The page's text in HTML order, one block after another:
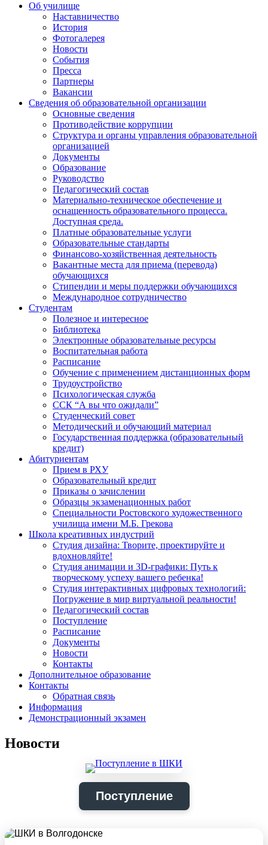
Об училище
Наставничество
История
Фотогалерея
Новости
События
Пресса
Партнеры
Вакансии
Сведения об образовательной организации
Основные сведения
Противодействие коррупции
Структура и органы управления образовательной
организацией
Документы
Образование
Руководство
Педагогический состав
Материально-техническое обеспечение и
оснащенность образовательного процесса.
Доступная среда.
Платные образовательные услуги
Образовательные стандарты
Финансово-хозяйственная деятельность
Вакантные места для приема (перевода)
обучающихся
Стипендии и меры поддержки обучающихся
Международное сотрудничество
Студентам
Полезное и интересное
Библиотека
Электронные образовательные ресурсы
Воспитательная работа
Расписание
Обучение с применением дистанционных форм
Трудоустройство
Психологическая служба
ССК “А вы что ожидали”
Студенческий совет
Методический и обучающий материал
Государственная поддержка (образовательный
кредит)
Абитуриентам
Прием в РХУ
Образовательный кредит
Приказы о зачислении
Образцы экзаменационных работ
Специальности Ростовского художественного
училища имени М.Б. Грекова
Школа креативных индустрий
Студия дизайна: Творите, проектируйте и
вдохновляйте!
Студия анимации и 3D-графики: Путь к
творческому успеху вашего ребенка!
Студия интерактивных цифровых технологий:
Погружение в мир виртуальной реальности!
Педагогический состав
Поступление
Расписание
Документы
Новости
Контакты
Дополнительное образование
Контакты
Обратная связь
Информация
Демонстрационный экзамен
Новости
Поступление